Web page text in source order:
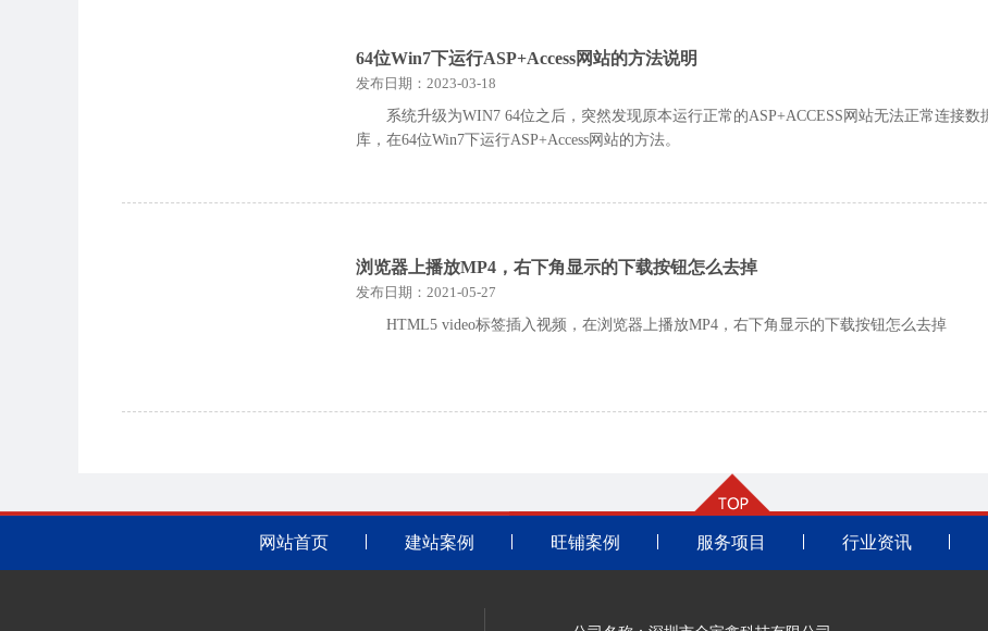
64位Win7下运行ASP+Access网站的方法说明
发布日期：2023-03-18
系统升级为WIN7 64位之后，突然发现原本运行正常的ASP+ACCESS网站无法正常连接数
库，在64位Win7下运行ASP+Access网站的方法。
浏览器上播放MP4，右下角显示的下载按钮怎么去掉
发布日期：2021-05-27
HTML5 video标签插入视频，在浏览器上播放MP4，右下角显示的下载按钮怎么去掉
网站首页 建站案例 旺铺案例 服务项目 行业资讯